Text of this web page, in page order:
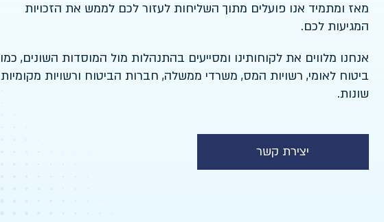
מאז ומתמיד אנו פועלים מתוך השליחות לעזור לכם לממש את הזכויות
המגיעות לכם.
אנחנו מלווים את לקוחותינו ומסייעים בהתנהלות מול המוסדות השונים, כמו
ביטוח לאומי, רשויות המס, משרדי ממשלה, חברות הביטוח ורשויות מקומיות
שונות.
יצירת קשר